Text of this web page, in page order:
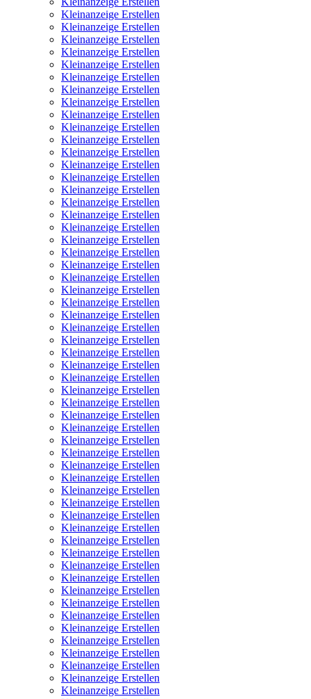
Kleinanzeige Erstellen
Kleinanzeige Erstellen
Kleinanzeige Erstellen
Kleinanzeige Erstellen
Kleinanzeige Erstellen
Kleinanzeige Erstellen
Kleinanzeige Erstellen
Kleinanzeige Erstellen
Kleinanzeige Erstellen
Kleinanzeige Erstellen
Kleinanzeige Erstellen
Kleinanzeige Erstellen
Kleinanzeige Erstellen
Kleinanzeige Erstellen
Kleinanzeige Erstellen
Kleinanzeige Erstellen
Kleinanzeige Erstellen
Kleinanzeige Erstellen
Kleinanzeige Erstellen
Kleinanzeige Erstellen
Kleinanzeige Erstellen
Kleinanzeige Erstellen
Kleinanzeige Erstellen
Kleinanzeige Erstellen
Kleinanzeige Erstellen
Kleinanzeige Erstellen
Kleinanzeige Erstellen
Kleinanzeige Erstellen
Kleinanzeige Erstellen
Kleinanzeige Erstellen
Kleinanzeige Erstellen
Kleinanzeige Erstellen
Kleinanzeige Erstellen
Kleinanzeige Erstellen
Kleinanzeige Erstellen
Kleinanzeige Erstellen
Kleinanzeige Erstellen
Kleinanzeige Erstellen
Kleinanzeige Erstellen
Kleinanzeige Erstellen
Kleinanzeige Erstellen
Kleinanzeige Erstellen
Kleinanzeige Erstellen
Kleinanzeige Erstellen
Kleinanzeige Erstellen
Kleinanzeige Erstellen
Kleinanzeige Erstellen
Kleinanzeige Erstellen
Kleinanzeige Erstellen
Kleinanzeige Erstellen
Kleinanzeige Erstellen
Kleinanzeige Erstellen
Kleinanzeige Erstellen
Kleinanzeige Erstellen
Kleinanzeige Erstellen